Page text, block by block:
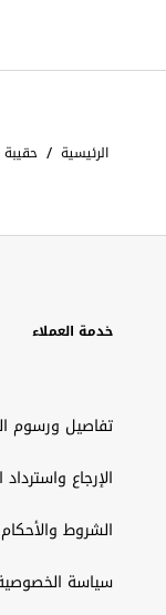
الرئيسية /
خدمة العملاء
تفاصيل ورسوم
الإرجاع واسترداد
الشروط والأحكام
سياسة